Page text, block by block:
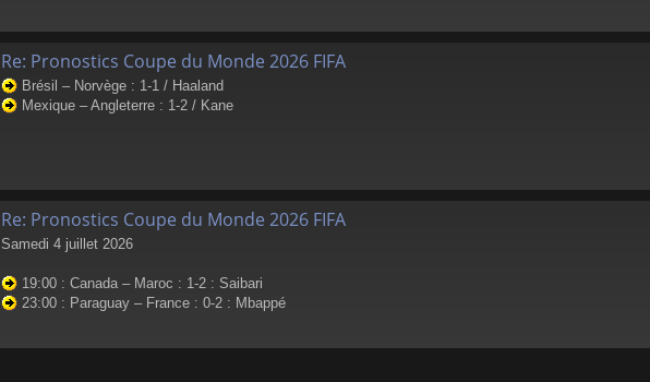
Re: Pronostics Coupe du Monde 2026 FIFA
Brésil – Norvège : 1-1 / Haaland
Mexique – Angleterre : 1-2 / Kane
Re: Pronostics Coupe du Monde 2026 FIFA
Samedi 4 juillet 2026
19:00 : Canada – Maroc : 1-2 : Saibari
23:00 : Paraguay – France : 0-2 : Mbappé